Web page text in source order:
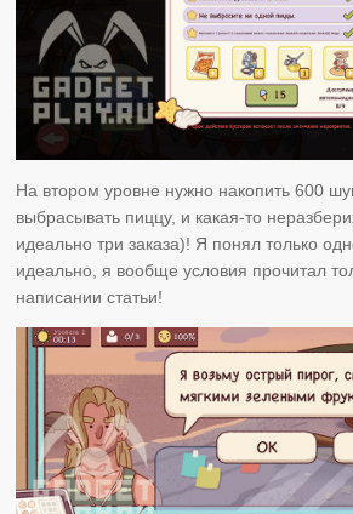
На втором уровне нужно накопить 600
выбрасывать пиццу, и какая-то
идеально три заказа)! Я понял только
идеально, я вообще условия прочитал
написании статьи!